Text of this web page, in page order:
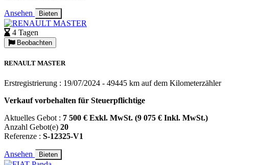
Ansehen Bieten
4 Tagen
Beobachten
RENAULT MASTER
Erstregistrierung : 19/07/2024 - 49445 km auf dem Kilometerzähler
Verkauf vorbehalten für Steuerpflichtige
Aktuelles Gebot : 7 500 € Exkl. MwSt. (9 075 € Inkl. MwSt.)
Anzahl Gebot(e) 20
Referenze : S-12325-V1
Ansehen Bieten